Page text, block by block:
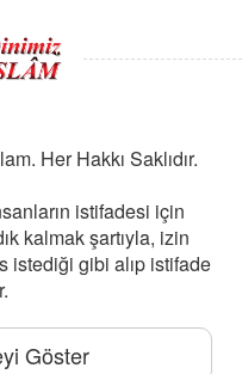
Her Hakkı Saklıdır.
istifadesi için
kalmak şartıyla, izin
istediği gibi alıp istifade
Göster